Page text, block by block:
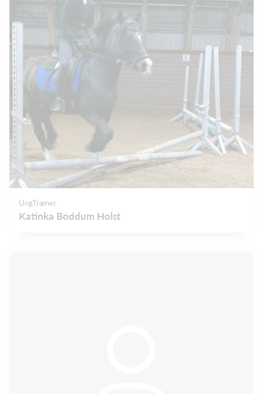
UngTræner
Katinka Boddum Holst